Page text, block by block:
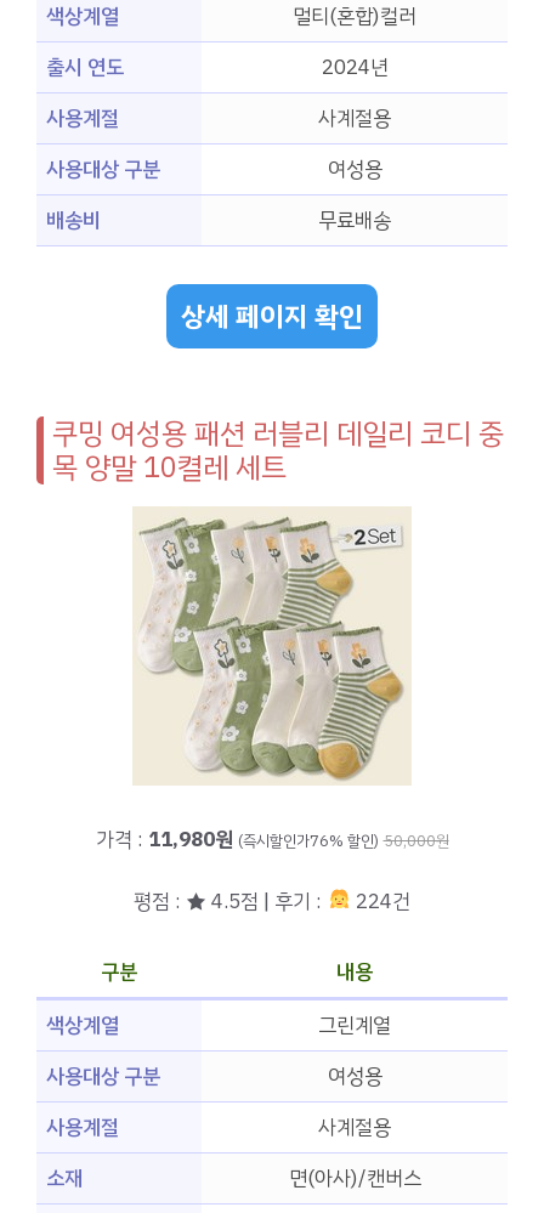
색상계열
멀티(혼합)컬러
출시 연도
2024년
사용계절
사계절용
사용대상 구분
여성용
배송비
무료배송
상세 페이지 확인
쿠밍 여성용 패션 러블리 데일리 코디 중
목 양말 10켤레 세트
가격 : 11,980원 (즉시할인가76% 할인) 50,000원
평점 : ★ 4.5점 | 후기 : 224건
구분
내용
색상계열
그린계열
사용대상 구분
여성용
사용계절
사계절용
소재
면(아사)/캔버스